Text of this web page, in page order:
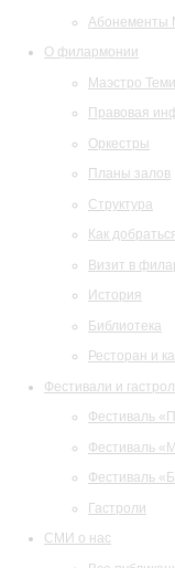
Абонементы
О филармонии
Маэстро
Правовая
Оркестры
Планы залов
Структура
Как
Визит в
История
Библиотека
Ресторан и
Фестивали и
Фестиваль
Фестиваль
Фестиваль
Гастроли
СМИ о нас